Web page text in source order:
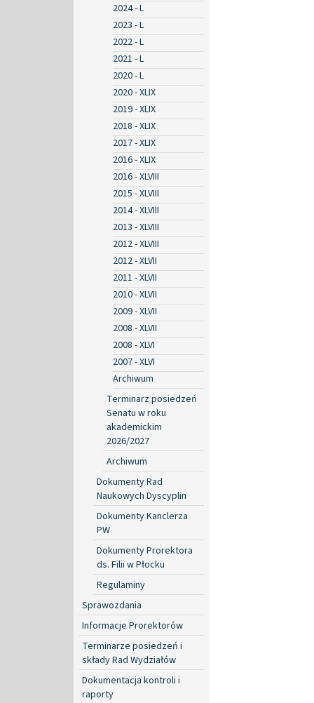
2024 - L
2023 - L
2022 - L
2021 - L
2020 - L
2020 - XLIX
2019 - XLIX
2018 - XLIX
2017 - XLIX
2016 - XLIX
2016 - XLVIII
2015 - XLVIII
2014 - XLVIII
2013 - XLVIII
2012 - XLVIII
2012 - XLVII
2011 - XLVII
2010 - XLVII
2009 - XLVII
2008 - XLVII
2008 - XLVI
2007 - XLVI
Archiwum
Terminarz posiedzeń
Senatu w roku
akademickim
2026/2027
Archiwum
Dokumenty Rad
Naukowych Dyscyplin
Dokumenty Kanclerza
PW
Dokumenty Prorektora
ds. Filii w Płocku
Regulaminy
Sprawozdania
Informacje Prorektorów
Terminarze posiedzeń i
składy Rad Wydziałów
Dokumentacja kontroli i
raporty